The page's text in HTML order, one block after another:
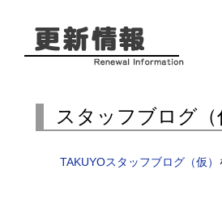
スタッフブログ
TAKUYOスタッフブログ（仮）